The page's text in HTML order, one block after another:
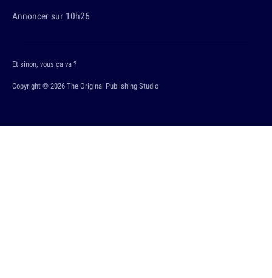
Annoncer sur 10h26
Copyright © 2026 The Original Publishing Studio
Et sinon, vous ça va ?